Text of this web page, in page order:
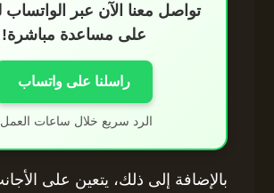
تواصل معنا الآن عبر
على مساعدة مباشرة!
راسلنا على واتساب
الرد سريع خلال ساعات العمل.
بالإضافة إلى ذلك، يتعين على